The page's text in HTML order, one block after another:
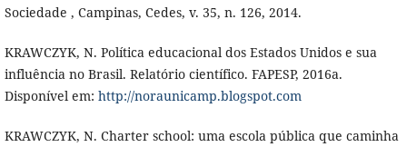
Sociedade , Campinas, Cedes, v. 35, n. 126, 2014.
KRAWCZYK, N. Política educacional dos Estados Unidos e sua
influência no Brasil. Relatório científico. FAPESP, 2016a.
Disponível em: http://noraunicamp.blogspot.com
KRAWCZYK, N. Charter school: uma escola pública que caminha